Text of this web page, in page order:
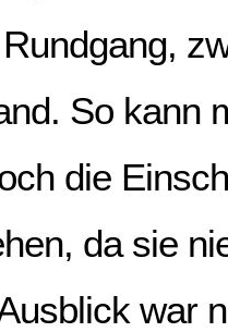
So kann
die
da sie
war